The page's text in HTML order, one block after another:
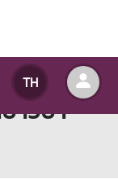
TH
ตร
วิชา